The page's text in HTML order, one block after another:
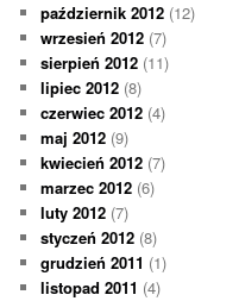
październik 2012 (12)
wrzesień 2012 (7)
sierpień 2012 (11)
lipiec 2012 (8)
czerwiec 2012 (4)
maj 2012 (9)
kwiecień 2012 (7)
marzec 2012 (6)
luty 2012 (7)
styczeń 2012 (8)
grudzień 2011 (1)
listopad 2011 (4)